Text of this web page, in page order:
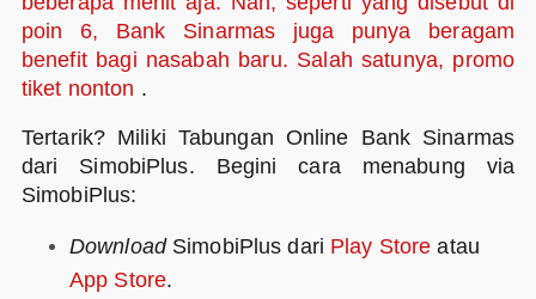
poin 6, Bank Sinarmas juga punya beragam
benefit bagi nasabah baru. Salah satunya, promo
tiket nonton .
Tertarik? Miliki Tabungan Online Bank Sinarmas
dari SimobiPlus. Begini cara menabung via
SimobiPlus:
DownloadSimobiPlus dari Play Store atau
App Store.